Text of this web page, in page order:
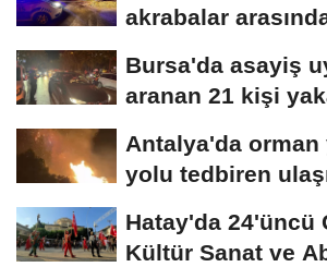
akrabalar
Bursa'da asayiş
aranan 21 kişi
Antalya'da orman
yolu tedbiren
Hatay'da 24'üncü
Kültür Sanat ve